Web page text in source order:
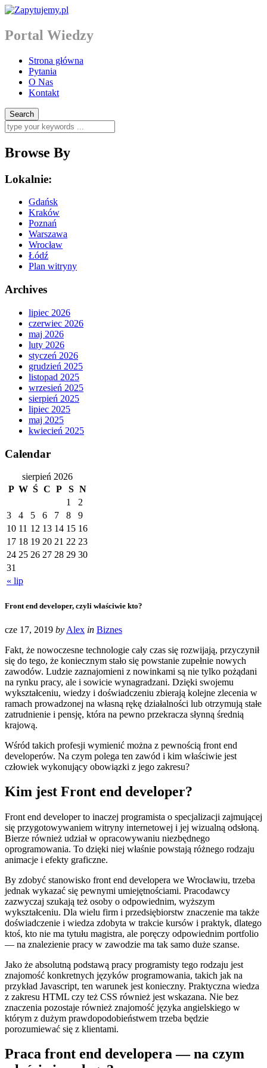
Portal Wiedzy
Strona główna
Pytania
O Nas
Kontakt
Browse By
Lokalnie:
Gdańsk
Kraków
Poznań
Warszawa
Wrocław
Łódź
Plan witryny
Archives
lipiec 2026
czerwiec 2026
maj 2026
luty 2026
styczeń 2026
grudzień 2025
listopad 2025
wrzesień 2025
sierpień 2025
lipiec 2025
maj 2025
kwiecień 2025
Calendar
sierpień 2026
P W Ś C P S N
« lip
1
2
3
4 5 6 7 8
9
10 11 12 13 14 15 16
17 18 19 20 21 22 23
24 25 26 27 28 29 30
31
Front end developer, czyli właściwie kto?
cze 17, 2019 by Alex in Biznes
Fakt, że nowoczesne technologie cały czas się rozwijają, przyczynił
się do tego, że koniecznym stało się powstanie zupełnie nowych
zawodów. Ludzie zaznajomieni z nowinkami są nie tylko pożądani
na rynku pracy, ale i sowicie wynagradzani. Dzięki swojemu
wykształceniu, wiedzy i doświadczeniu zbierają kolejne zlecenia w
ramach prowadzonej na własną rękę działalności lub otrzymują stałe
zatrudnienie i pensję, która na pewno przekracza słynną średnią
krajową.
Wśród takich profesji wymienić można z pewnością front end
developerów. Na czym polega ten zawód i kim właściwie jest
człowiek wykonujący obowiązki z jego zakresu?
Kim jest Front end developer?
Front end developer to inaczej programista o specjalizacji zajmującej
się przygotowywaniem witryny internetowej i jej wizualną odsłoną.
Bierze również udział w opracowywaniu niezbędnego
oprogramowania. To dzięki niej właśnie powstają różnego rodzaju
animacje i efekty graficzne.
By zdobyć stanowisko front end developera we Wrocławiu, trzeba
jednak wykazać się pewnymi umiejętnościami. Pracodawcy
zazwyczaj szukają też osoby o odpowiednim, wyższym
wykształceniu. Dla wielu firm i przedsiębiorstw znaczenie ma także
doświadczenie i wiedza zdobyta w trakcie kursów i praktyk, dlatego
ktoś, kto nie ma tytułu magistra, ale poręczy odpowiednim portfolio
— na znalezienie pracy w zawodzie ma tak samo duże szanse.
Jako że absolutną podstawą pracy programisty tego rodzaju jest
znajomość konkretnych języków programowania, takich jak na
przykład Javascript, ten warunek jest konieczny. Praktyczna wiedza
z zakresu HTML czy też CSS również jest wskazana. Nie bez
znaczenia pozostaje również znajomość języka angielskiego w
którym z dużym prawdopodobieństwem trzeba będzie
porozumiewać się z klientami.
Praca front end developera — na czym